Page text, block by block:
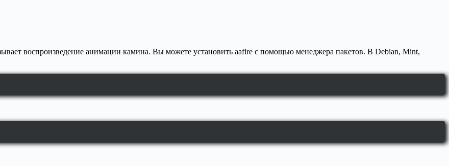
воспроизведение анимации камина. Вы можете установить aafire с помощью менеджера пакетов. В Debian, Mint,